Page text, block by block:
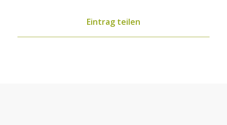
Eintrag teilen